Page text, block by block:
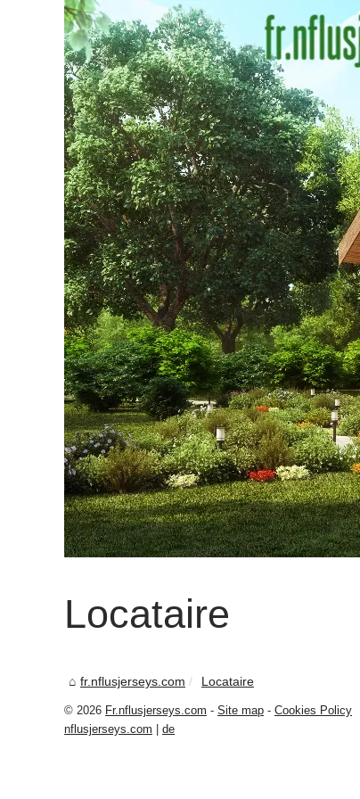
Locataire
fr.nflusjerseys.com Locataire
© 2026 Fr.nflusjerseys.com - Site map - Cookies Policy
nflusjerseys.com
de